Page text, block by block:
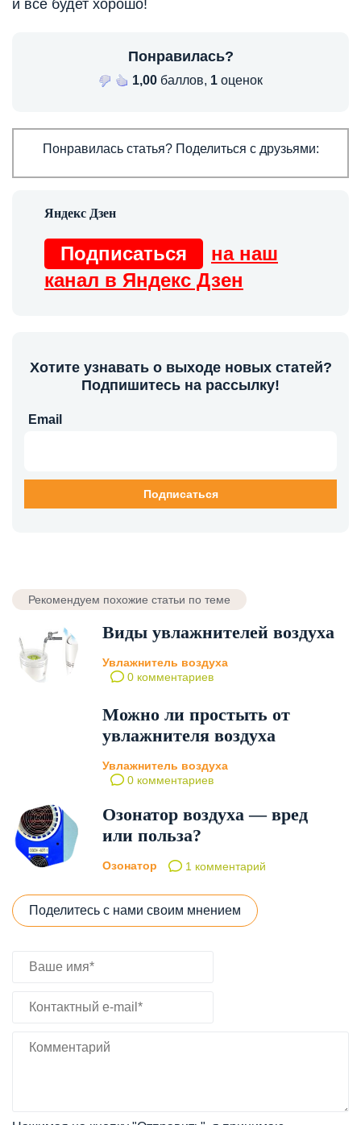
и всё будет хорошо!
Понравилась?
1,00 баллов, 1 оценок
Понравилась статья? Поделиться с друзьями:
Подписаться
на наш
канал в Яндекс Дзен
Хотите узнавать о выходе новых статей?
Подпишитесь на рассылку!
Email
Рекомендуем похожие статьи по теме
Виды увлажнителей воздуха
Увлажнитель воздуха
0 комментариев
Можно ли простыть от
увлажнителя воздуха
Увлажнитель воздуха
0 комментариев
Озонатор воздуха — вред
или польза?
Озонатор 1 комментарий
Поделитесь с нами своим мнением